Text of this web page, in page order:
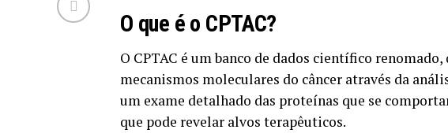
O que é o CPTAC?
O CPTAC é um banco de dados científico
mecanismos moleculares do câncer através da
um exame detalhado das proteínas que se
que pode revelar alvos terapêuticos.